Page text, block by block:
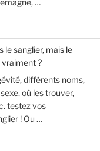
le sanglier, mais le
?
différents noms,
où les trouver,
testez vos
! Ou …